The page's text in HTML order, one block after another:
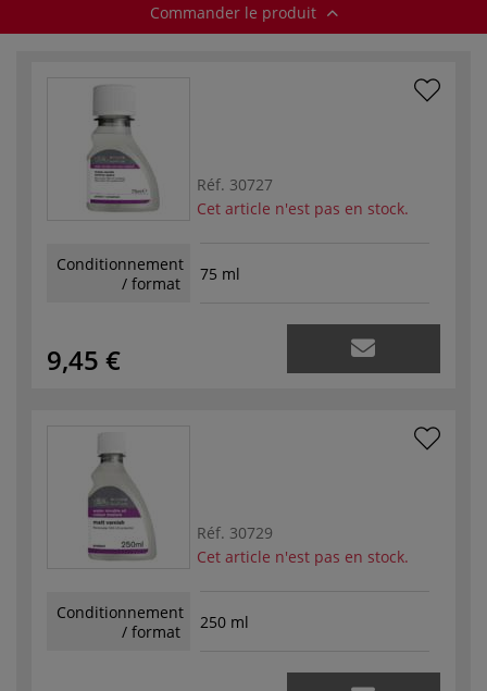
Commander le produit
Réf. 30727
Cet article n'est pas en stock.
Conditionnement
/ format
75 ml
9,45 €
Réf. 30729
Cet article n'est pas en stock.
Conditionnement
/ format
250 ml